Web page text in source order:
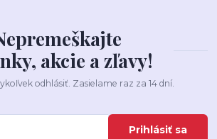
akcie a zľavy!
odhlásiť. Zasielame raz za 14 dní.
Prihlásiť sa